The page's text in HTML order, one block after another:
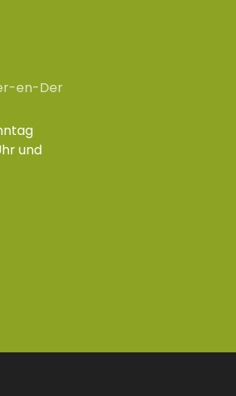
en-Der
und